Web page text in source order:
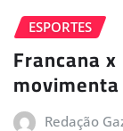
ESPORTES
Francana
Redação